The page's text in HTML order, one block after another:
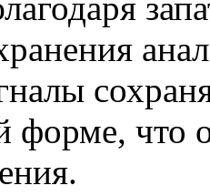
форме, что